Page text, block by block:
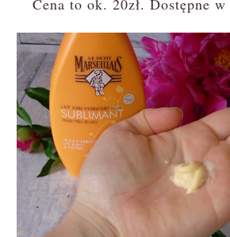
Cena to ok. 20zł. Dostępne w